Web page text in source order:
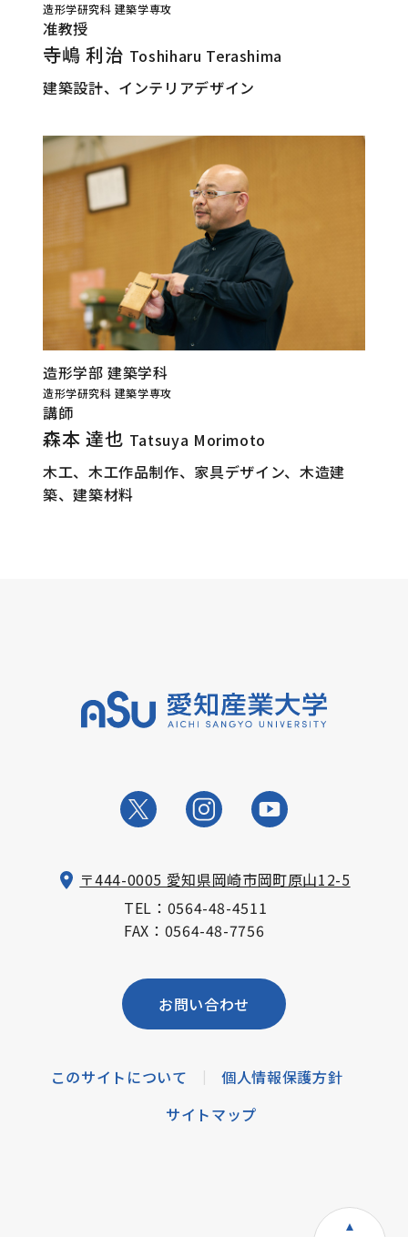
造形学研究科 建築学専攻
准教授
寺嶋 利治 Toshiharu Terashima
建築設計、インテリアデザイン
造形学部 建築学科
造形学研究科 建築学専攻
講師
森本 達也 Tatsuya Morimoto
木工、木工作品制作、家具デザイン、木造建
築、建築材料
〒444-0005 愛知県岡崎市岡町原山12-5
TEL： 0564-48-4511
FAX：0564-48-7756
お問い合わせ
このサイトについて |
個人情報保護方針
サイトマップ